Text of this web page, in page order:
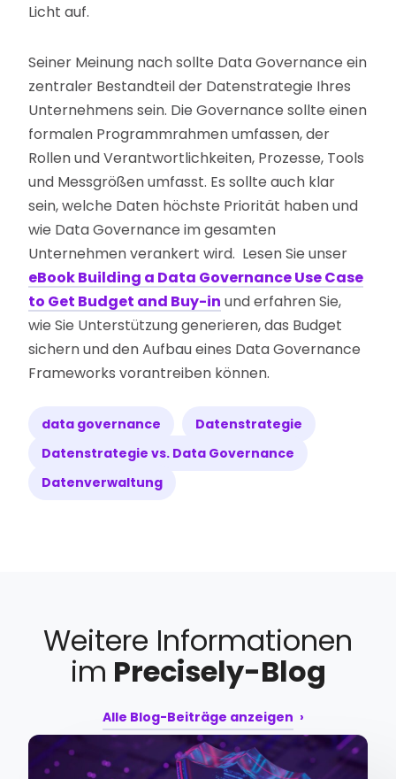
Licht auf.
Seiner Meinung nach sollte Data Governance ein
zentraler Bestandteil der Datenstrategie Ihres
Unternehmens sein. Die Governance sollte einen
formalen Programmrahmen umfassen, der
Rollen und Verantwortlichkeiten, Prozesse, Tools
und Messgrößen umfasst. Es sollte auch klar
sein, welche Daten höchste Priorität haben und
wie Data Governance im gesamten
Unternehmen verankert wird. Lesen Sie unser
eBook Building a Data Governance Use Case
to Get Budget and Buy-in und erfahren Sie,
wie Sie Unterstützung generieren, das Budget
sichern und den Aufbau eines Data Governance
Frameworks vorantreiben können.
data governance
Datenstrategie
Datenstrategie vs. Data Governance
Datenverwaltung
Weitere Informationen
im Precisely-Blog
Alle Blog-Beiträge anzeigen